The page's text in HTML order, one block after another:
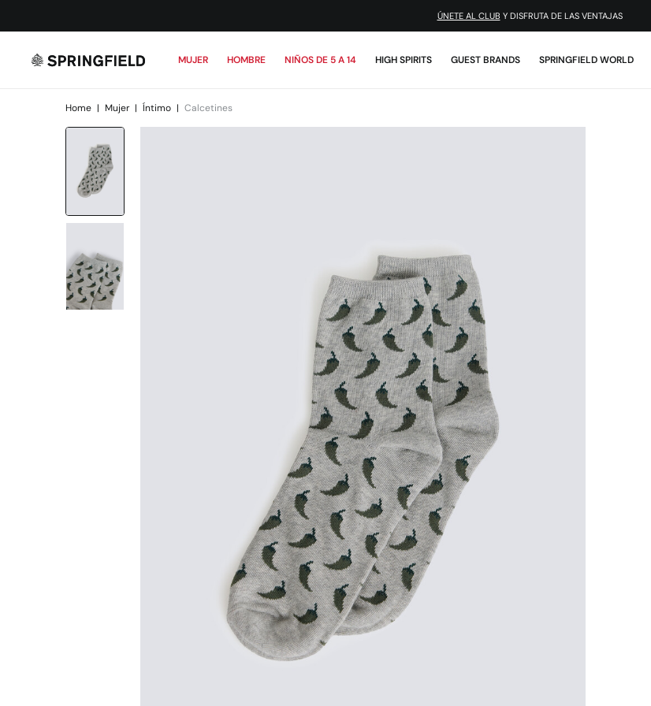
MUJER HOMBRE NIÑOS DE 5 A 14 HIGH SPIRITS GUEST BRANDS SPRINGFIELD WORLD
Home | Mujer | Íntimo | Calcetines